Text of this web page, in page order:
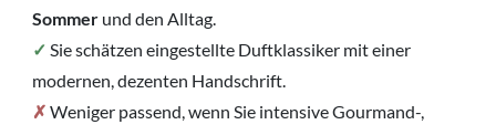
Sommer und den Alltag.
✓ Sie schätzen eingestellte Duftklassiker mit einer
modernen, dezenten Handschrift.
✗ Weniger passend, wenn Sie intensive Gourmand-,